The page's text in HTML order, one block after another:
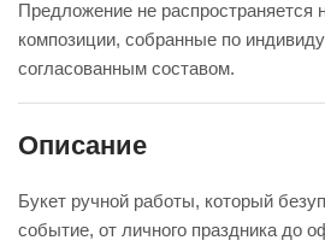
Предложение не распространяется
композиции, собранные по
согласованным составом.
Описание
Букет ручной работы, который
событие, от личного праздника до